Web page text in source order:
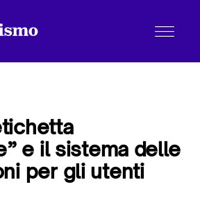
e il sistema delle
per gli utenti